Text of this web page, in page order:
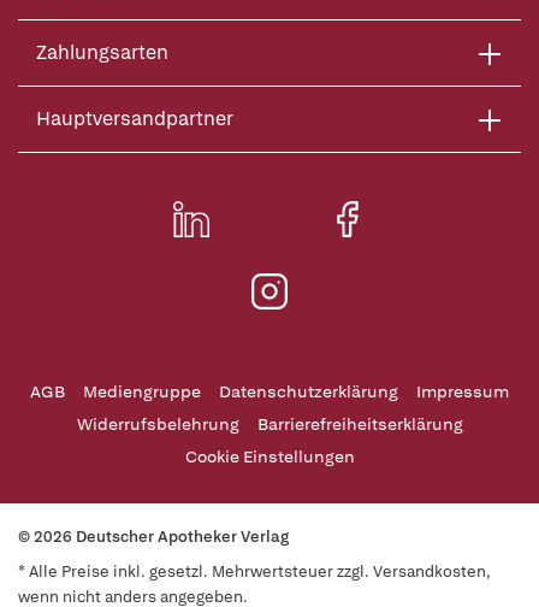
Zahlungsarten
Hauptversandpartner
AGB Mediengruppe Datenschutzerklärung
Impressum
Widerrufsbelehrung
Barrierefreiheitserklärung
Cookie Einstellungen
© 2026 Deutscher Apotheker Verlag
* Alle Preise inkl. gesetzl. Mehrwertsteuer zzgl. Versandkosten,
wenn nicht anders angegeben.